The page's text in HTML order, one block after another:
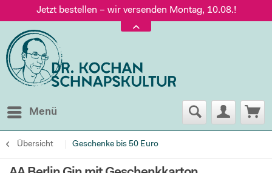
Jetzt bestellen – wir versenden Montag, 10.08.!
Versand nur 5,60 €, gratis ab 95 € Warenwert
Jetzt bestellen – wir versenden Montag, 10.08.!
Menü
Übersicht Geschenke bis 50 Euro